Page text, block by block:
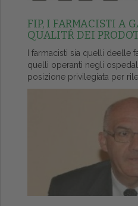
FIP, I FARMACISTI A
QUALITŔ DEI
I farmacisti sia quelli deelle
quelli operanti negli
posizione privilegiata per